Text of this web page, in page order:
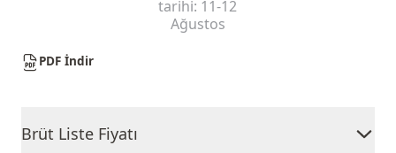
tarihi: 11-12
Ağustos
PDF İndir
Brüt Liste Fiyatı